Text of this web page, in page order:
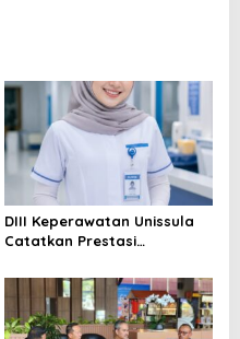
DIII Keperawatan Unissula
Catatkan Prestasi
Mahasiswanya Lulus Uji
Kompetensi Nasional